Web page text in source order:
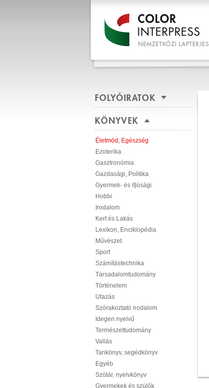
FOLYÓIRATOK
KÖNYVEK
Életmód, Egészség
Ezoterika
Gasztronómia
Gazdasági, Politika
Gyermek- és ifjúsági
Hobbi
Irodalom
Kert és Lakás
Lexikon, Enciklopédia
Művészet
Sport
Számítástechnika
Társadalomtudomány
Történelem
Utazás
Szórakoztató irodalom
Idegen nyelvű
Természettudomány
Vallás
Tankönyv, segédkönyv
Egyéb
Szótár, nyelvkönyv
Gyermekek és szülők